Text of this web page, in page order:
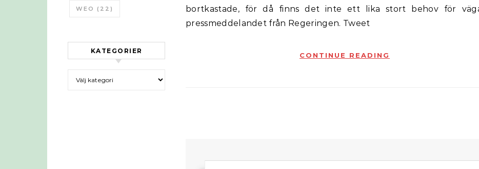
WEO (22)
KATEGORIER
bortkastade, för då finns det inte ett lika stort behov för
pressmeddelandet från Regeringen. Tweet
CONTINUE READING